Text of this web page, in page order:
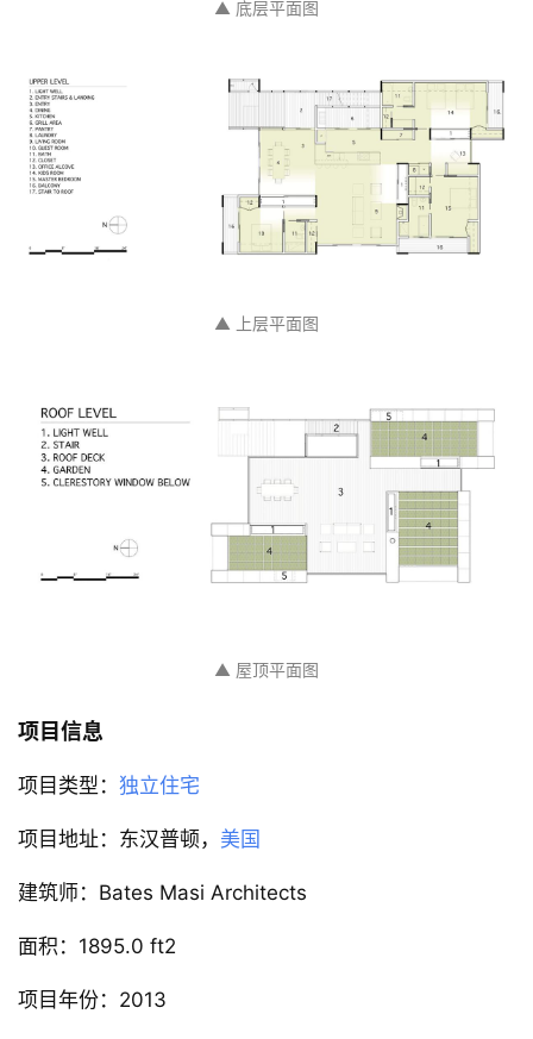
▲ 底层平面图
▲ 上层平面图
▲ 屋顶平面图
项目信息
项目类型： 独立住宅
项目地址：东汉普顿， 美国
建筑师：Bates Masi Architects
面积：1895.0 ft2
项目年份：2013